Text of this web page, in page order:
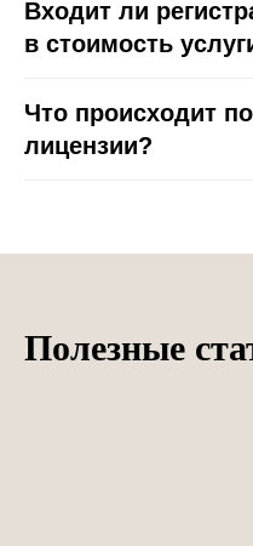
Входит ли
в стоимость
Что происходит
лицензии?
Полезные